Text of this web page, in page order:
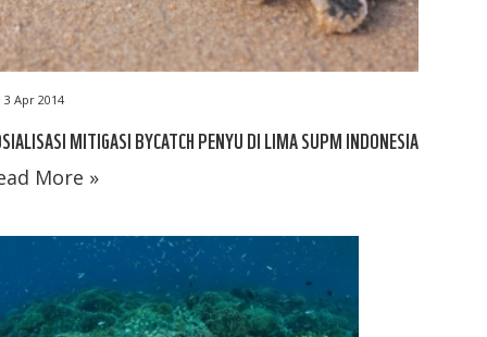
3 Apr 2014
MITIGASI BYCATCH PENYU DI LIMA SUPM INDONESIA
More »